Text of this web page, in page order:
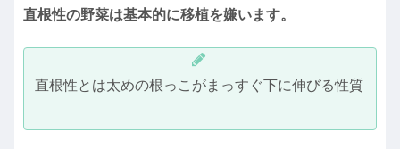
直根性の野菜は基本的に移植を嫌います。
直根性とは太めの根っこがまっすぐ下に伸びる性質